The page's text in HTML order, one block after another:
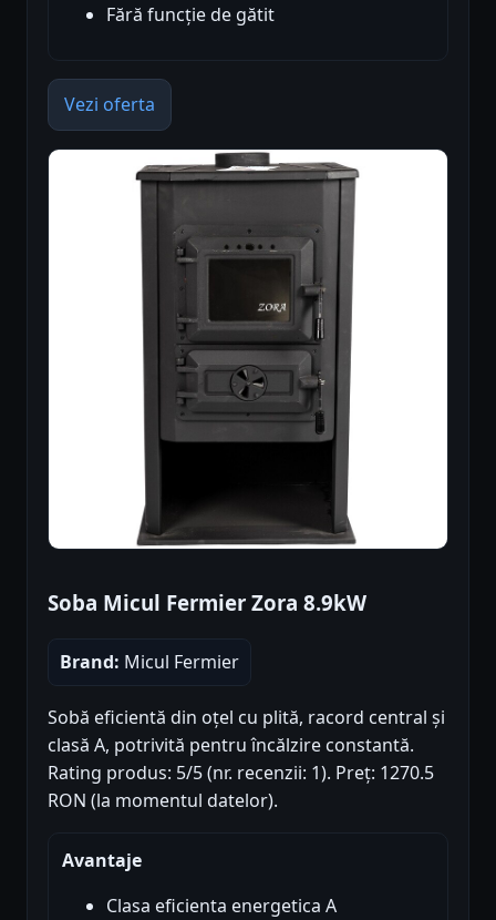
Fără funcție de gătit
Vezi oferta
Soba Micul Fermier Zora 8.9kW
Brand: Micul Fermier
Sobă eficientă din oțel cu plită, racord central și
clasă A, potrivită pentru încălzire constantă.
Rating produs: 5/5 (nr. recenzii: 1). Preț: 1270.5
RON (la momentul datelor).
Avantaje
Clasa eficienta energetica A